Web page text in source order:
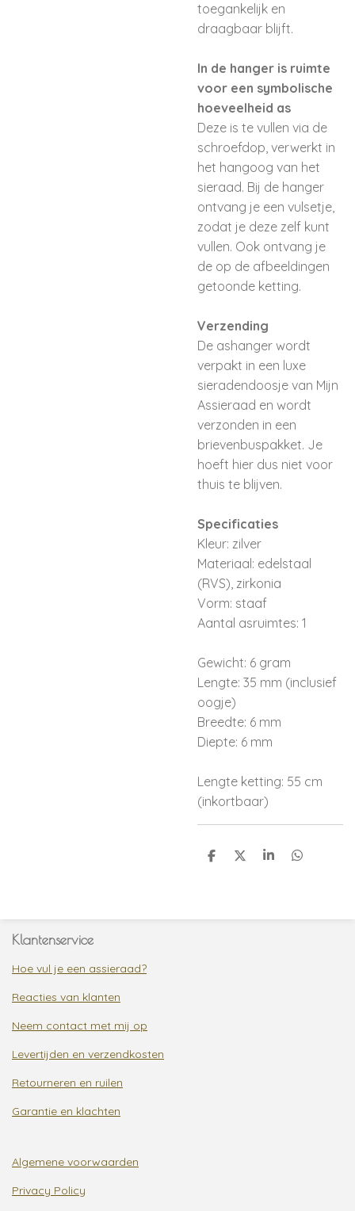
toegankelijk en
draagbaar blijft.
In de hanger is ruimte
voor een symbolische
hoeveelheid as
Deze is te vullen via de
schroefdop, verwerkt in
het hangoog van het
sieraad. Bij de hanger
ontvang je een vulsetje,
zodat je deze zelf kunt
vullen. Ook ontvang je
de op de afbeeldingen
getoonde ketting.
Verzending
De ashanger wordt
verpakt in een luxe
sieradendoosje van Mijn
Assieraad en wordt
verzonden in een
brievenbuspakket. Je
hoeft hier dus niet voor
thuis te blijven.
Specificaties
Kleur: zilver
Materiaal: edelstaal
(RVS), zirkonia
Vorm: staaf
Aantal asruimtes: 1
Gewicht: 6 gram
Lengte: 35 mm (inclusief
oogje)
Breedte: 6 mm
Diepte: 6 mm
Lengte ketting: 55 cm
(inkortbaar)
D
D
S
D
Klantenservice
Hoe vul je een assieraad?
Reacties van klanten
Neem contact met mij op
Levertijden en verzendkosten
Retourneren en ruilen
Garantie en klachten
Algemene voorwaarden
Privacy Policy